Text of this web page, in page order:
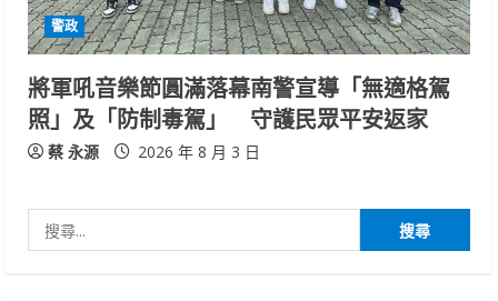
警政
將軍吼音樂節圓滿落幕南警宣導「無適格駕
照」及「防制毒駕」 守護民眾平安返家
蔡 永源 2026 年 8 月 3 日
尋